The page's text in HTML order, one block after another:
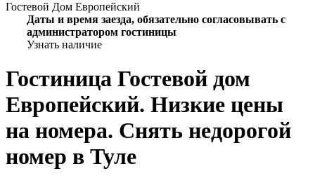
Гостевой Дом Европейский
Даты и время заезда, обязательно согласовывать с
администратором гостиницы
Узнать наличие
Гостиница Гостевой дом
Европейский. Низкие цены
на номера. Снять недорогой
номер в Туле